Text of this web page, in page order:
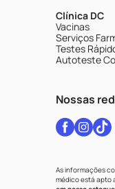
Clínica DC
Vacinas
Serviços
Testes
Autoteste
Nossas
As informações
médico está apto